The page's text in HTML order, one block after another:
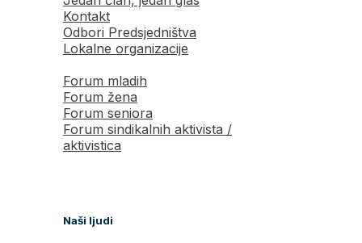
Kontakt
Odbori Predsjedništva
Lokalne organizacije
Forum mladih
Forum žena
Forum seniora
Forum sindikalnih aktivista /
aktivistica
Naši ljudi